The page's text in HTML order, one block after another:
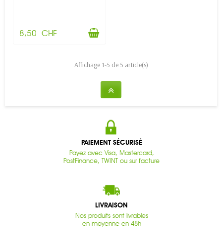
8,50 CHF
Affichage 1-5 de 5 article(s)
PAIEMENT SÉCURISÉ
Payez avec Visa, Mastercard,
PostFinance, TWINT ou sur facture
LIVRAISON
Nos produits sont livrables
en moyenne en 48h